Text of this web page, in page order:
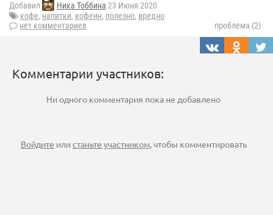
Добавил Ника Тоббина 23 Июня 2020
кофе, напитки, кофеин, полезно, вредно
нет комментариев
проблема (2)
Комментарии участников:
Ни одного комментария пока не добавлено
Войдите илистаньте участником, чтобы комментировать